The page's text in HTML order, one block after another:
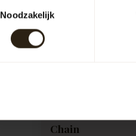
Noodzakelijk
Chain